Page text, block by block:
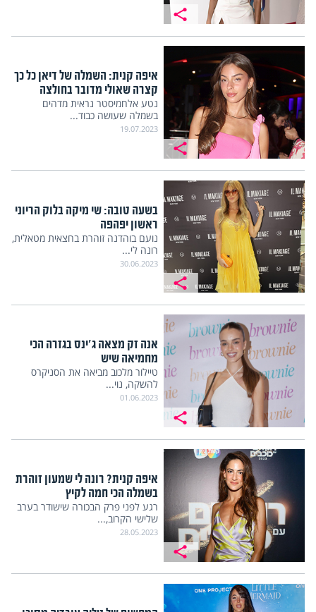
איפה קנית: השמלה של דיאן כל כך
קצרה שאולי מדובר בחולצה
נטע אלחמיסטר נראית מדהים
בשמלה שעושה כבוד...
19.07.2023
בשעה טובה: שי מיקה בלוק הריוני
ראשון יפהפה
נועם בוהדנה זוהרת בחצאית מטאלית,
רונה לי...
30.06.2023
אנה זק מצאה ג'ינס בגזרה הכי
מחמיאה שיש
טיילור מלכוב מביאה את הסניקרס
להשקה, נוי...
01.06.2023
איפה קנית? רונה לי שמעון זוהרת
בשמלה הכי חמה לקיץ
רגע לפני פרק הבכורה שישודר בערב
שלישי הקרוב,...
28.05.2023